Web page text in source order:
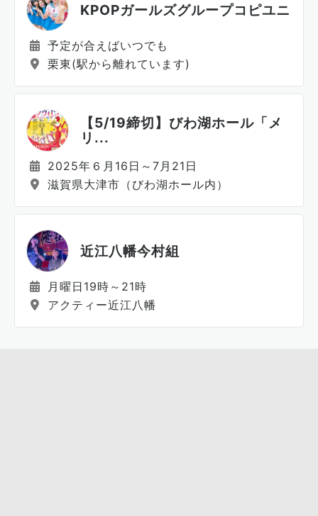
KPOPガールズグループコピユニ
予定が合えばいつでも
栗東(駅から離れています)
【5/19締切】びわ湖ホール「メ
リ...
2025年６月16日～7月21日
滋賀県大津市（びわ湖ホール内）
近江八幡今村組
月曜日19時～21時
アクティー近江八幡